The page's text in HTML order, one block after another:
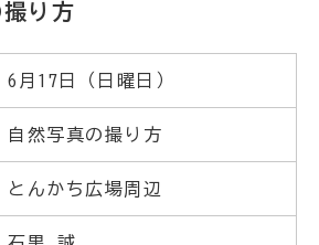
り方
6月17日（日曜日）
自然写真の撮り方
とんかち広場周辺